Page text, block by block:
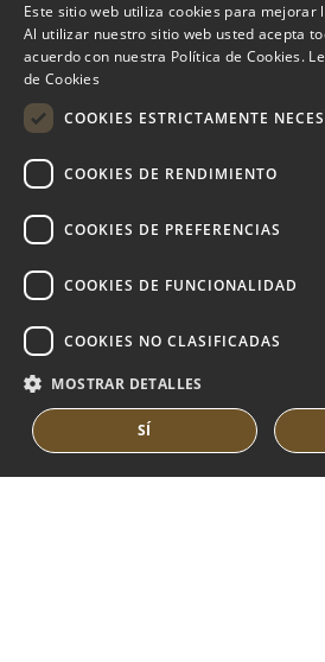
VILLAS EN
APARTAMENTOS EN
MARBELLA
VILLAS EN
MARBELLA EAST
Este sitio web utiliza cookies para mejorar
Al utilizar nuestro sitio web usted acepta
acuerdo con nuestra Política de Cookies.
de Cookies
COOKIES ESTRICTAMENTE
COOKIES DE RENDIMIENTO
COOKIES DE PREFERENCIAS
COOKIES DE FUNCIONALIDAD
COOKIES NO CLASIFICADAS
MOSTRAR DETALLES
SÍ